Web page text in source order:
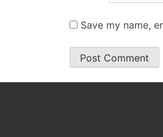
Save my name,